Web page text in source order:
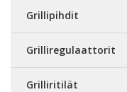
Grillipihdit
Grilliregulaattorit
Grilliritilät